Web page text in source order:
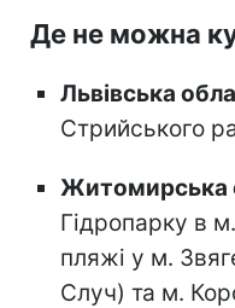
Де не можна
Львівська
Стрийського
Житомирська
Гідропарку в
пляжі у м.
Случ) та м.